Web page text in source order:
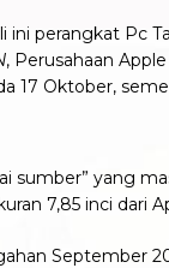
ini perangkat Pc
, Perusahaan
17 Oktober,
sumber” yang
7,85 inci dari
September